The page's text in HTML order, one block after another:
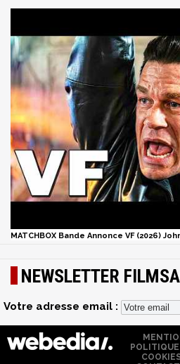
MATCHBOX Bande Annonce VF (2026)
NEWSLETTER
Votre adresse email :